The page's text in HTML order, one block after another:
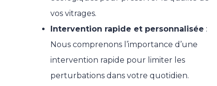
vos vitrages.
Intervention rapide et personnalisée :
Nous comprenons l’importance d’une
intervention rapide pour limiter les
perturbations dans votre quotidien.